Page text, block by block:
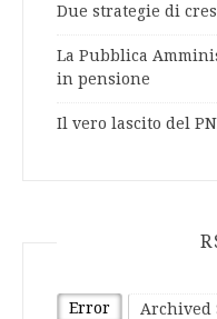
Due strategie di
La Pubblica
in pensione
Il vero lascito del
Error Archived